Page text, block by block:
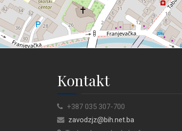
Kontakt
+387 035 307-700
zavodzjz@bih.net.ba